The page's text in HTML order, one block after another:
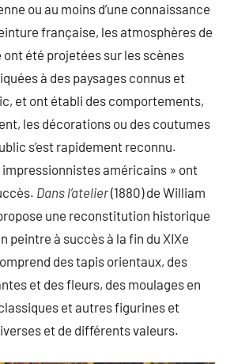
ou au moins d’une connaissance
française, les atmosphères de
ont été projetées sur les scènes
à des paysages connus et
et ont établi des comportements,
les décorations ou des coutumes
s’est rapidement reconnu.
impressionnistes américains » ont
Dans l’atelier(1880) de William
une reconstitution historique
peintre à succès à la fin du XIXe
des tapis orientaux, des
et des fleurs, des moulages en
et autres figurines et
et de différents valeurs.